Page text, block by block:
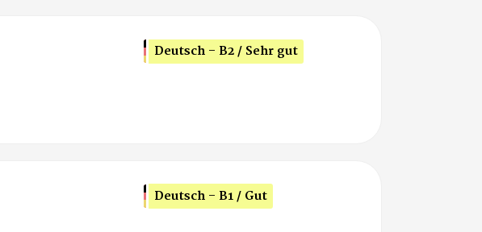
Deutsch - B2 / Sehr gut
Deutsch - B1 / Gut